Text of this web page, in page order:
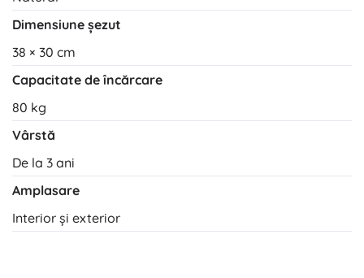
Dimensiune șezut
38 × 30 cm
Capacitate de încărcare
80 kg
Vârstă
De la 3 ani
Amplasare
Interior și exterior